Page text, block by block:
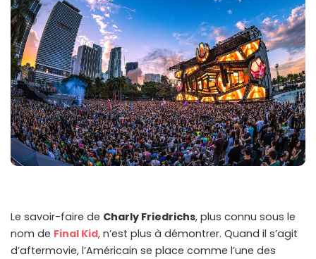
Le savoir-faire de Charly Friedrichs, plus connu sous le
nom de Final Kid, n’est plus à démontrer. Quand il s’agit
d’aftermovie, l’Américain se place comme l’une des